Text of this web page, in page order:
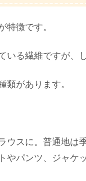
特徴です。
いる繊維ですが、
類があります。
ウスに。普通地は
やパンツ、ジャケ